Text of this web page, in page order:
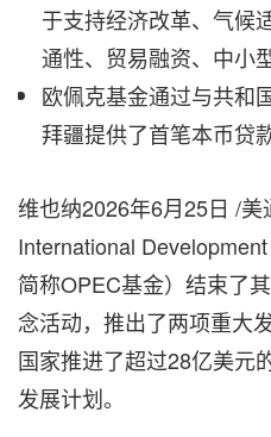
于支持经济改革、气候
通性、贸易融资、中小
欧佩克基金通过与共和
拜疆提供了首笔本币贷款
维也纳2026年6月25日 /美
International
简称OPEC基金）结束了
念活动，推出了两项重大
国家推进了超过28亿美元
发展计划。